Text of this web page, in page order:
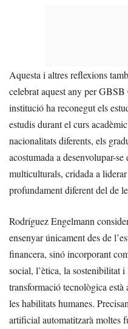
Aquesta i altres reflexions
celebrat aquest any per
institució ha reconegut els
estudis durant el curs
nacionalitats diferents, els
acostumada a desenvolupar-
multiculturals, cridada a
profundament diferent del de
Rodríguez Engelmann
ensenyar únicament des de
financera, sinó incorporant
social, l’ètica, la sostenibilitat
transformació tecnològica
les habilitats humanes.
artificial automatitzarà moltes